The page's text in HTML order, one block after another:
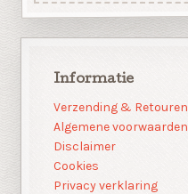
Informatie
Verzending & Retouren
Algemene voorwaarden
Disclaimer
Cookies
Privacy verklaring